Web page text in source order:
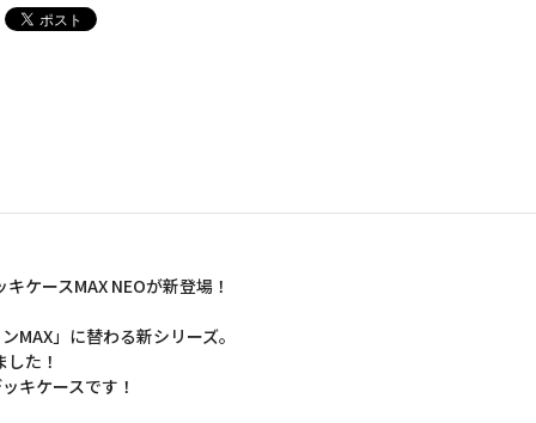
ケースMAX NEOが新登場！
MAX」に替わる新シリーズ。
た！
キケースです！